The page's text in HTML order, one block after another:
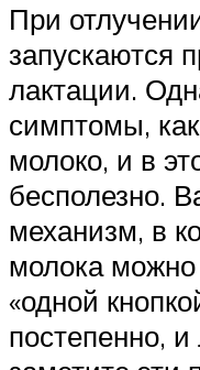
При
запускаются
лактации.
симптомы,
молоко, и в
бесполезно.
механизм, в
молока
«одной
постепенно,